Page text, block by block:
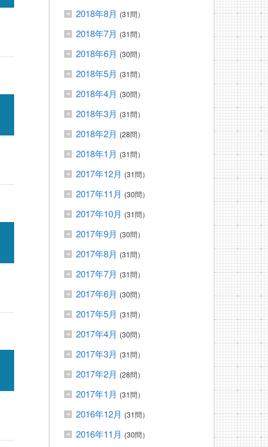
2018年8月 (31問）
2018年7月 (31問）
2018年6月 (30問）
2018年5月 (31問）
2018年4月 (30問）
2018年3月 (31問）
2018年2月 (28問）
2018年1月 (31問）
2017年12月 (31問）
2017年11月 (30問）
2017年10月 (31問）
2017年9月 (30問）
2017年8月 (31問）
2017年7月 (31問）
2017年6月 (30問）
2017年5月 (31問）
2017年4月 (30問）
2017年3月 (31問）
2017年2月 (28問）
2017年1月 (31問）
2016年12月 (31問）
2016年11月 (30問）